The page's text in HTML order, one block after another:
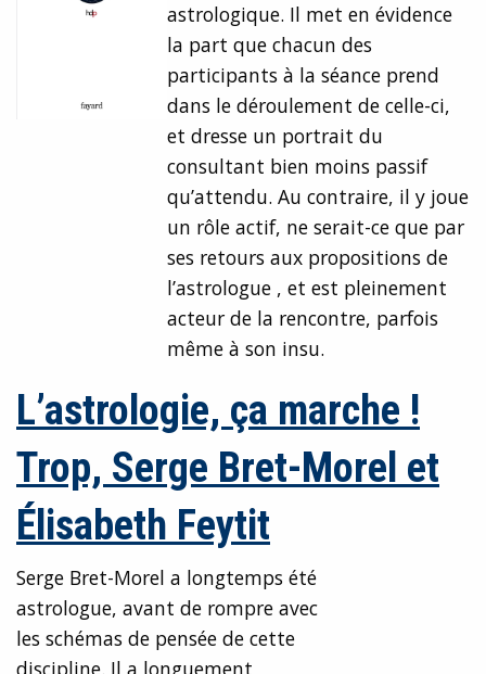
astrologique. Il met en évidence
la part que chacun des
participants à la séance prend
dans le déroulement de celle-ci,
et dresse un portrait du
consultant bien moins passif
qu’attendu. Au contraire, il y joue
un rôle actif, ne serait-ce que par
ses retours aux propositions de
l’astrologue , et est pleinement
acteur de la rencontre, parfois
même à son insu.
L’astrologie, ça marche !
Trop, Serge Bret-Morel et
Élisabeth Feytit
Serge Bret-Morel a longtemps été
astrologue, avant de rompre avec
les schémas de pensée de cette